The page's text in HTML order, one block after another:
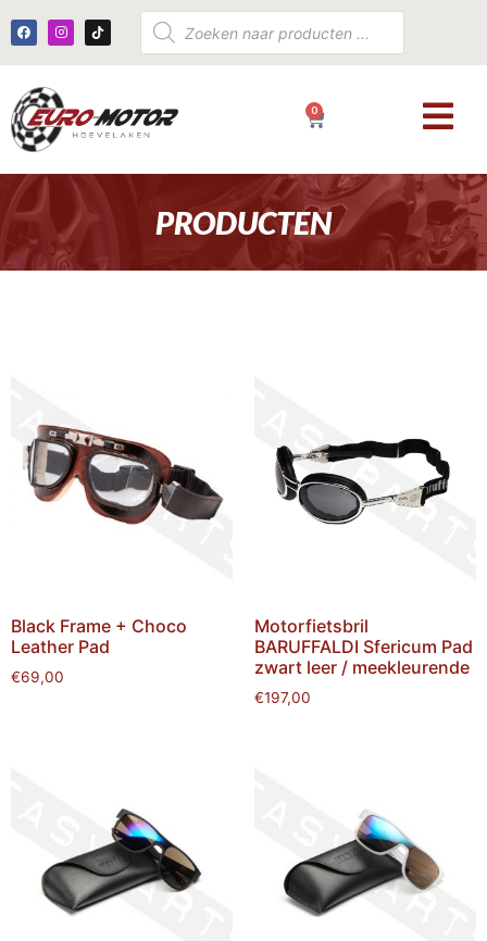
0
PRODUCTEN
Black Frame + Choco
Leather Pad
€69,00
Motorfietsbril
BARUFFALDI Sfericum Pad
zwart leer / meekleurende
€197,00